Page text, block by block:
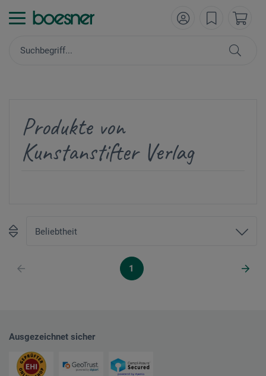
Produkte von
Kunstanstifter Verlag
1
Ausgezeichnet sicher